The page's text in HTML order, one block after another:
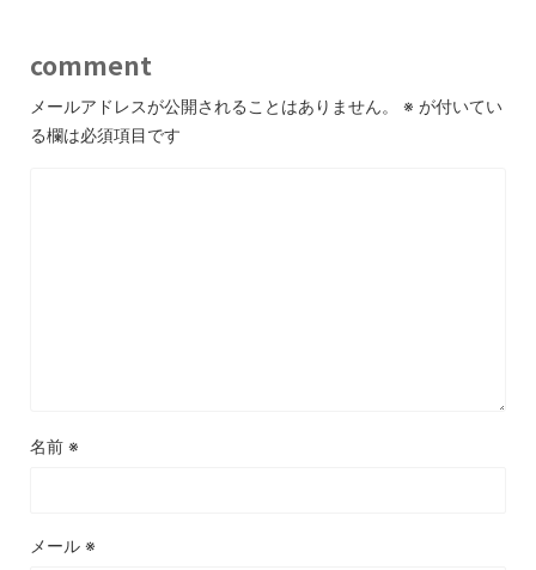
comment
メールアドレスが公開されることはありません。 ※ が付いてい
る欄は必須項目です
名前 ※
メール ※